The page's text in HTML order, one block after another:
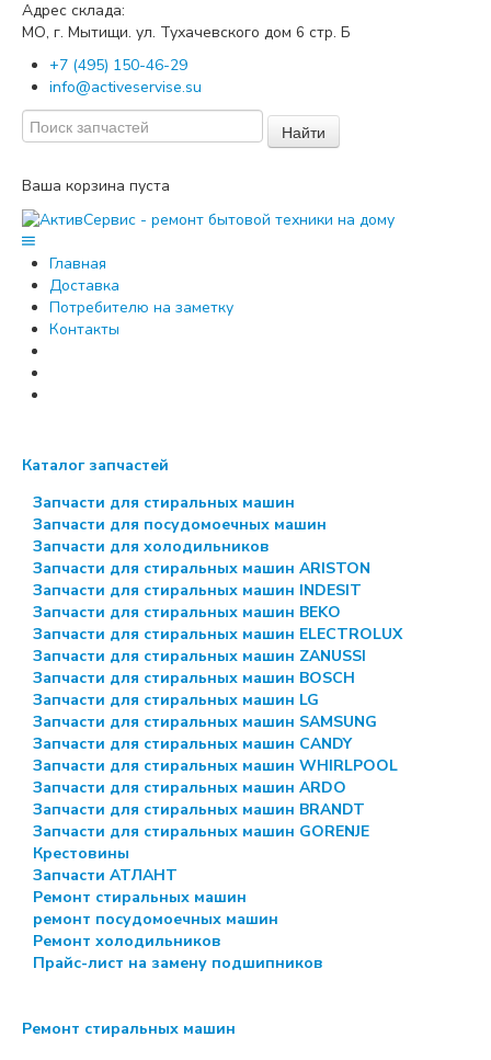
Адрес склада:
МО, г. Мытищи. ул. Тухачевского дом 6 стр. Б
+7 (495) 150-46-29
info@activeservise.su
Найти
Ваша корзина пуста
Главная
Доставка
Потребителю на заметку
Контакты
Каталог запчастей
Запчасти для стиральных машин
Запчасти для посудомоечных машин
Запчасти для холодильников
Запчасти для стиральных машин ARISTON
Запчасти для стиральных машин INDESIT
Запчасти для стиральных машин BEKO
Запчасти для стиральных машин ELECTROLUX
Запчасти для стиральных машин ZANUSSI
Запчасти для стиральных машин BOSCH
Запчасти для стиральных машин LG
Запчасти для стиральных машин SAMSUNG
Запчасти для стиральных машин CANDY
Запчасти для стиральных машин WHIRLPOOL
Запчасти для стиральных машин ARDO
Запчасти для стиральных машин BRANDT
Запчасти для стиральных машин GORENJE
Крестовины
Запчасти АТЛАНТ
Ремонт стиральных машин
ремонт посудомоечных машин
Ремонт холодильников
Прайс-лист на замену подшипников
Ремонт стиральных машин